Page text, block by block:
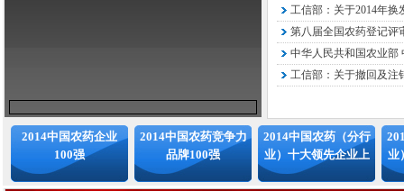
工信部：关于2014年换
第八届全国农药登记评
中华人民共和国农业部
工信部：关于撤回及注
2014中国农药企业
100强
2014中国农药竞争力
品牌100强
2014中国农药（分行
业）十大领先企业上 业